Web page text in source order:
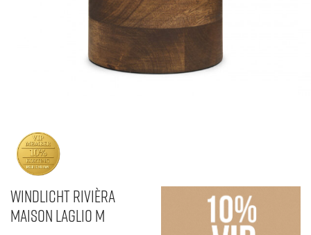
Windlicht Rivièra
Maison Laglio M